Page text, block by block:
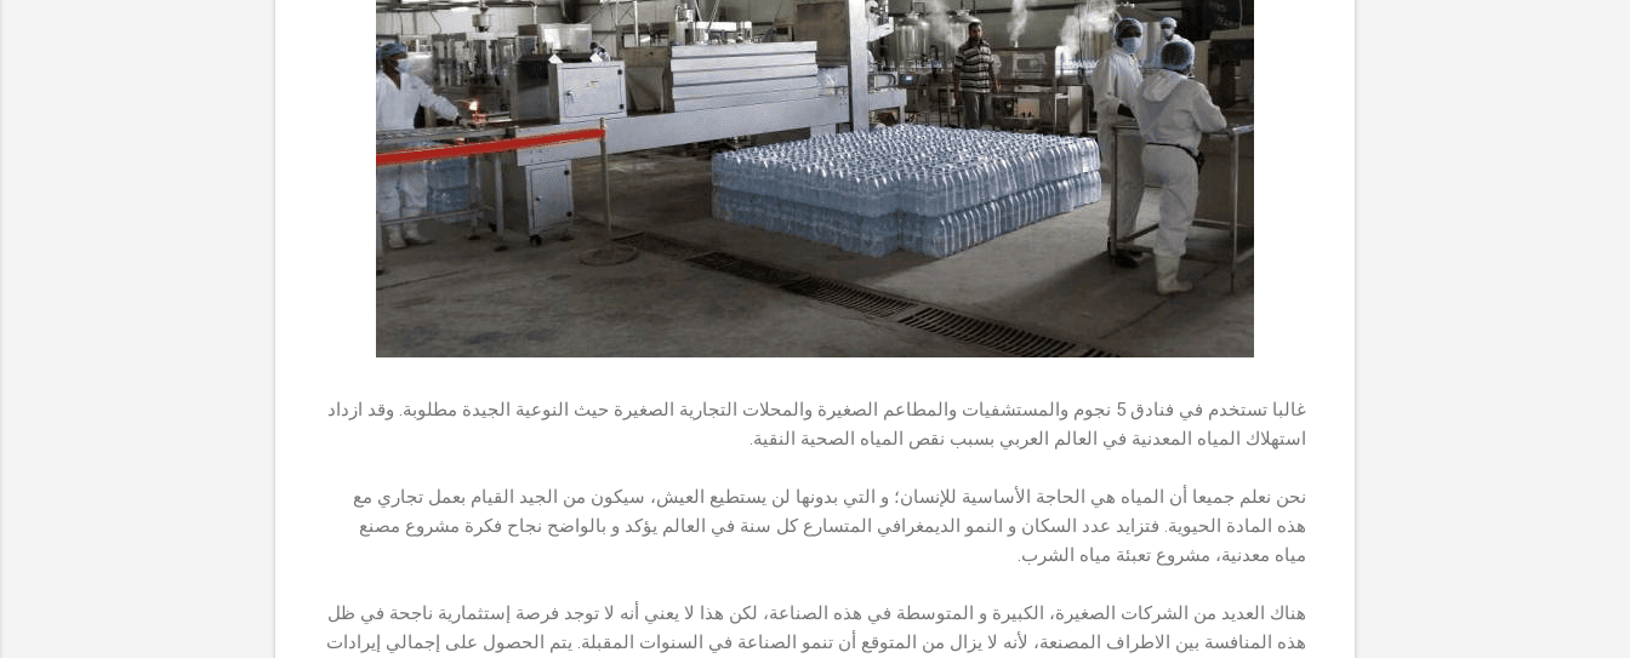
غالبا تستخدم في فنادق 5 نجوم والمستشفيات والمطاعم الصغيرة والمحلات التجارية الصغيرة حيث النوعية الجيدة مطلوبة. وقد ازداد
استهلاك المياه المعدنية في العالم العربي بسبب نقص المياه الصحية النقية.
نحن نعلم جميعا أن المياه هي الحاجة الأساسية للإنسان؛ و التي بدونها لن يستطيع العيش، سيكون من الجيد القيام بعمل تجاري مع
هذه المادة الحيوية. فتزايد عدد السكان و النمو الديمغرافي المتسارع كل سنة في العالم يؤكد و بالواضح نجاح فكرة مشروع مصنع
مياه معدنية، مشروع تعبئة مياه الشرب.
هناك العديد من الشركات الصغيرة، الكبيرة و المتوسطة في هذه الصناعة، لكن هذا لا يعني أنه لا توجد فرصة إستثمارية ناجحة في ظل
هذه المنافسة بين الاطراف المصنعة، لأنه لا يزال من المتوقع أن تنمو الصناعة في السنوات المقبلة. يتم الحصول على إجمالي إيرادات